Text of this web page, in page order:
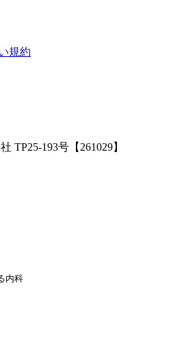
規約
TP25-193号【261029】
内科